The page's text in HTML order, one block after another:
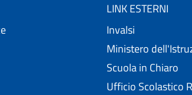
LINK ESTERNI
Invalsi
Ministero
Scuola in Chiaro
Ufficio Scolastico